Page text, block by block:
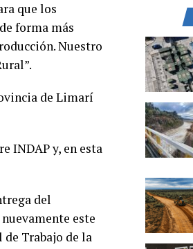
que los
forma más
Nuestro
de Limarí
INDAP y, en esta
del
este
Trabajo de la